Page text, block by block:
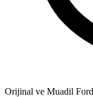
Orijinal ve Muadil